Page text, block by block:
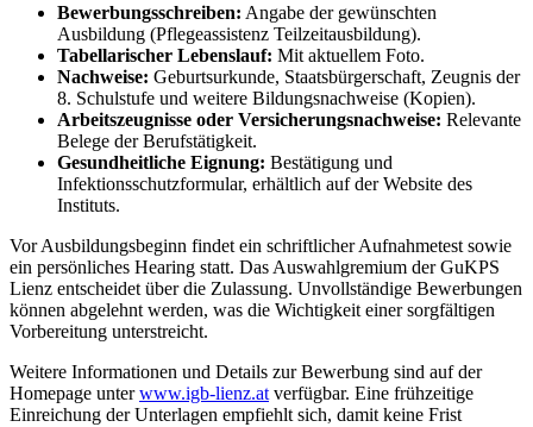
Bewerbungsschreiben: Angabe der gewünschten
Ausbildung (Pflegeassistenz Teilzeitausbildung).
Tabellarischer Lebenslauf: Mit aktuellem Foto.
Nachweise: Geburtsurkunde, Staatsbürgerschaft, Zeugnis der
8. Schulstufe und weitere Bildungsnachweise (Kopien).
Arbeitszeugnisse oder Versicherungsnachweise: Relevante
Belege der Berufstätigkeit.
Gesundheitliche Eignung: Bestätigung und
Infektionsschutzformular, erhältlich auf der Website des
Instituts.
Vor Ausbildungsbeginn findet ein schriftlicher Aufnahmetest sowie
ein persönliches Hearing statt. Das Auswahlgremium der GuKPS
Lienz entscheidet über die Zulassung. Unvollständige Bewerbungen
können abgelehnt werden, was die Wichtigkeit einer sorgfältigen
Vorbereitung unterstreicht.
Weitere Informationen und Details zur Bewerbung sind auf der
Homepage unterwww.igb-lienz.at verfügbar. Eine frühzeitige
Einreichung der Unterlagen empfiehlt sich, damit keine Frist